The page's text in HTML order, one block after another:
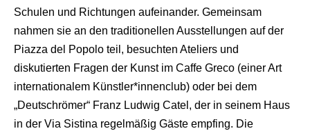
Schulen und Richtungen aufeinander. Gemeinsam
nahmen sie an den traditionellen Ausstellungen auf der
Piazza del Popolo teil, besuchten Ateliers und
diskutierten Fragen der Kunst im Caffe Greco (einer Art
internationalem Künstler*innenclub) oder bei dem
„Deutschrömer“ Franz Ludwig Catel, der in seinem Haus
in der Via Sistina regelmäßig Gäste empfing. Die